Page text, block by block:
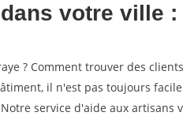
votre ville
? Comment trouver des
il n'est pas toujours
service d'aide aux artisans